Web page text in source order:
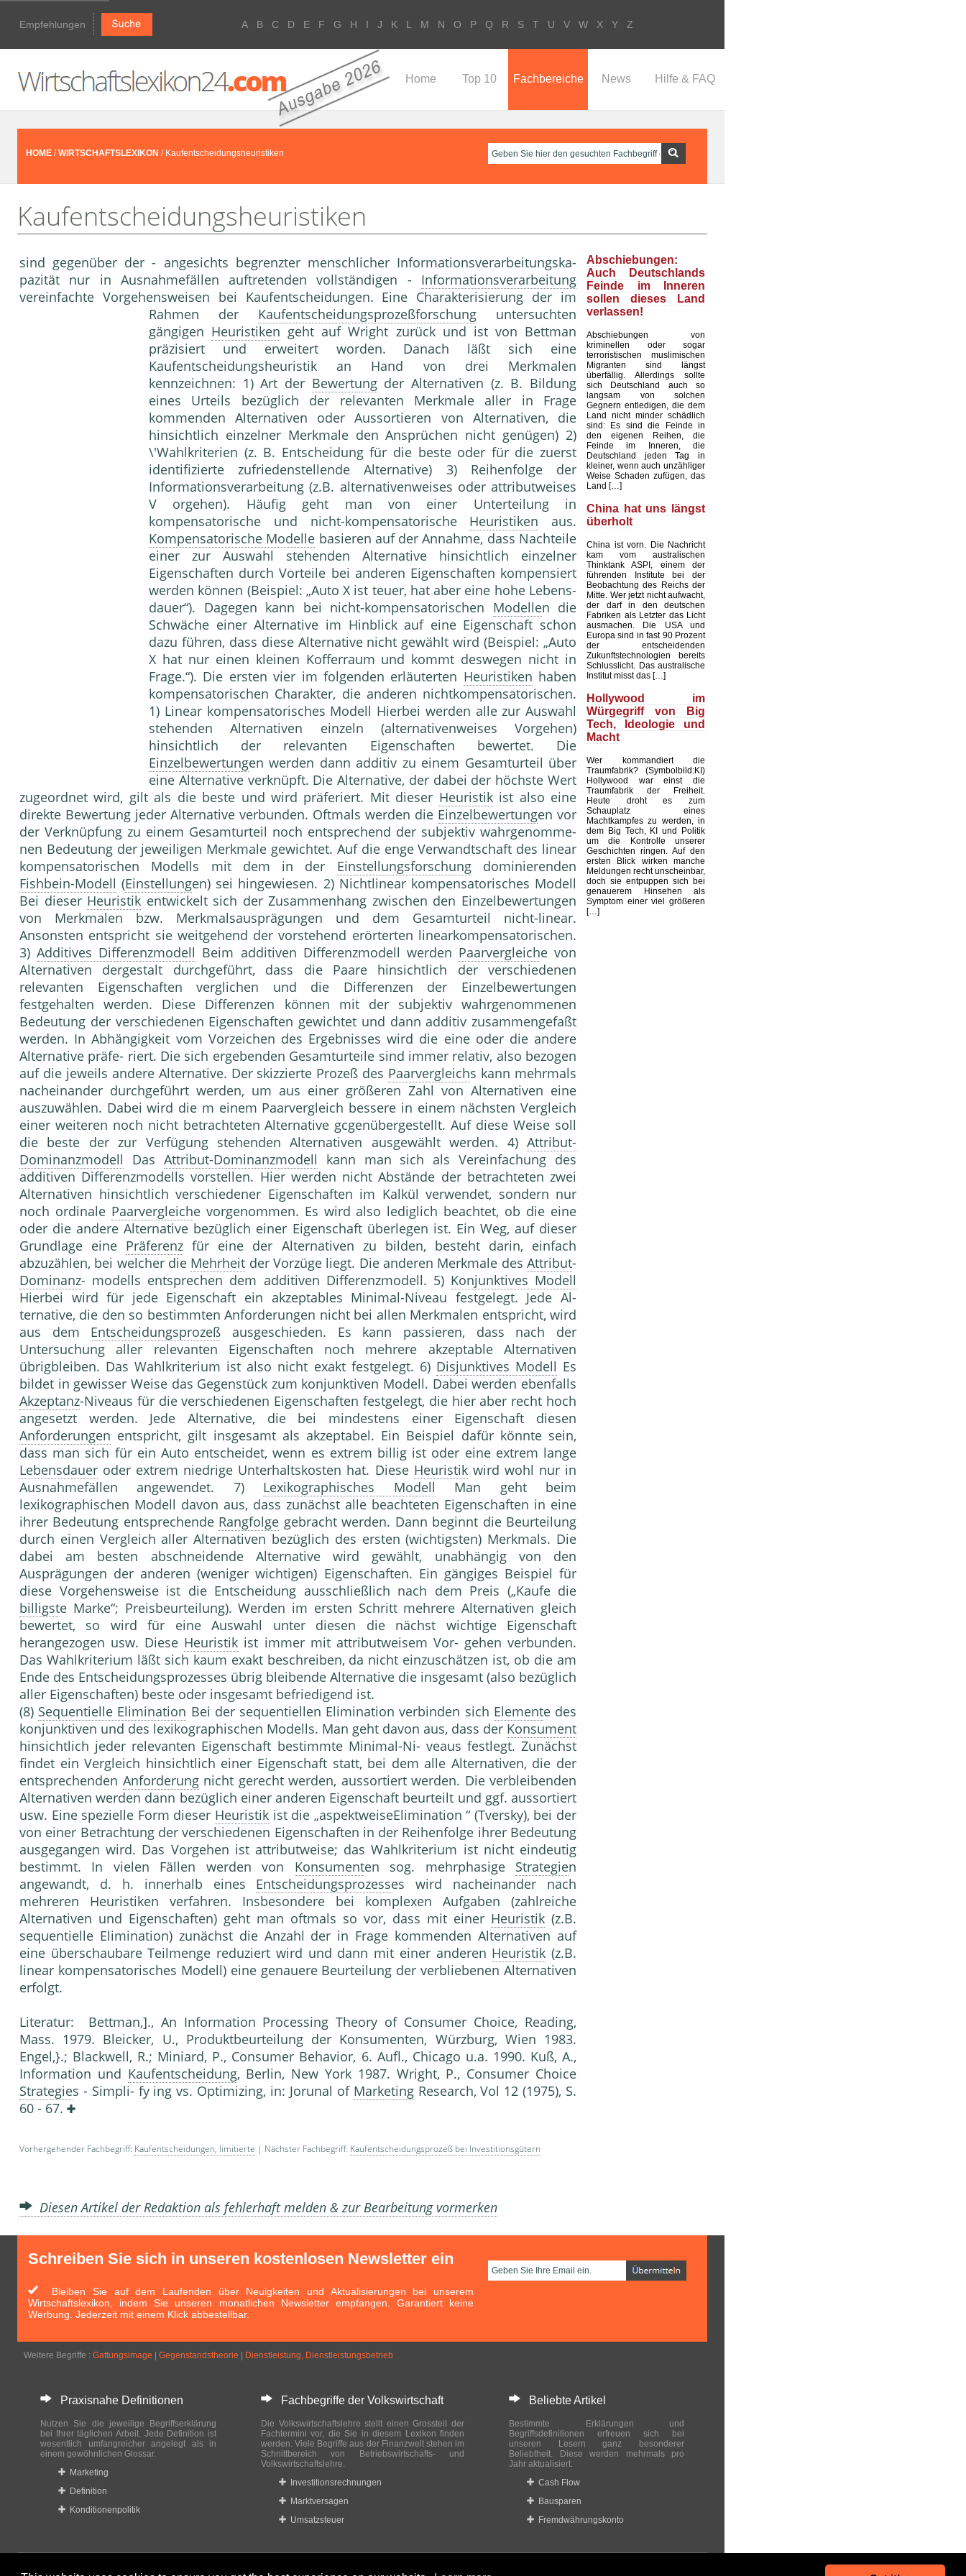
Empfehlungen A B C D E F G H I J K L M N O P Q R S T U V W X Y Z
Home Top 10 Fachbereiche News Hilfe & FAQ
HOME /WIRTSCHAFTSLEXIKON / Kaufentscheidungsheuristiken
Kaufentscheidungsheuristiken
sind gegenüber der - angesichts begrenzter menschlicher Informationsverarbeitungska­
pazität nur in Ausnahmefällen auftretenden vollständigen - Informationsverarbeitung
vereinfachte Vorgehensweisen bei Kauf­entscheidungen. Eine Charakterisierung der im
Rahmen der Kaufentscheidungsprozeßforschung un­tersuchten
gängigen Heuristiken geht auf Wright zurück und ist von Bettman
präzi­siert und erweitert worden. Danach läßt sich eine
Kaufentscheidungsheuristik an Hand von drei Merkmalen
kennzeichnen: 1) Art der Bewertungder Alternativen (z. B. Bildung
eines Urteils bezüglich der re­levanten Merkmale aller in Frage
kommen­den Alternativen oder Aussortieren von Alternativen, die
hinsichtlich einzelner Merkmale den Ansprüchen nicht genügen) 2)
\'Wahlkriterien (z. B. Entscheidung für die beste oder für die zuerst
identifizierte zufriedenstellende Al­ternative) 3) Reihenfolge der
Informationsverarbei­tung (z.B. alternativenweises oder attribut­weises
V orgehen). Häufig geht man von einer Unterteilung in
kompensatorische und nicht-kompensato­rische Heuristiken aus.
Kompensatorische Modelle basieren auf der Annahme, dass Nachteile
einer zur Auswahl stehenden Al­ternative hinsichtlich einzelner
Eigenschaf­ten durch Vorteile bei anderen Eigenschaften kompensiert
werden können (Beispiel: „Au­to X ist teuer, hat aber eine hohe Lebens­
dauer“). Dagegen kann bei nicht-kompensatorischen Modellen die
Schwäche einer Alternative im Hinblick auf eine Eigenschaft schon
dazu führen, dass diese Alternative nicht gewählt wird (Beispiel: „Auto
X hat nur einen kleinen Kofferraum und kommt deswegen nicht in
Frage.“). Die ersten vier im folgenden erläu­terten Heuristiken haben
kompensatori­schen Charakter, die anderen nichtkompen­satorischen.
1) Linear kompensatorisches Modell Hierbei werden alle zur Auswahl
stehenden Alternativen einzeln (alternativenweises Vorgehen)
hinsichtlich der relevanten Eigen­schaften bewertet. Die
Einzelbewertungen werden dann additiv zu einem Gesamturteil über
eine Alternative verknüpft. Die Alter­native, der dabei der höchste Wert
zugeord­net wird, gilt als die beste und wird präferiert. Mit dieser Heuristikist also eine
direkte Be­wertung jeder Alternative verbunden. Oft­mals werden die Einzelbewertungen vor
der Verknüpfung zu einem Gesamturteil noch entsprechend der subjektiv wahrgenomme­
nen Bedeutung der jeweiligen Merkmale ge­wichtet. Auf die enge Verwandtschaft des li­near
kompensatorischen Modells mit dem in der Einstellungsforschungdominierenden
Fishbein-Modell (Einstellungen) sei hin­gewiesen. 2) Nichtlinear kompensatorisches Modell
Bei dieser Heuristik entwickelt sich der Zu­sammenhang zwischen den Einzelbewer­tungen
von Merkmalen bzw. Merkmals­ausprägungen und dem Gesamturteil nicht-linear.
Ansonsten entspricht sie weit­gehend der vorstehend erörterten linear­kompensatorischen.
3)Additives Differenzmodell Beim additiven Differenzmodell werden Paarvergleiche von
Alternativen dergestalt durchgeführt, dass die Paare hinsichtlich der verschiedenen
relevanten Eigenschaften ver­glichen und die Differenzen der Einzel­bewertungen
festgehalten werden. Diese Differenzen können mit der subjektiv wahrgenommenen
Bedeutung der verschie­denen Eigenschaften gewichtet und dann ad­ditiv zusammengefaßt
werden. In Abhängig­keit vom Vorzeichen des Ergebnisses wird die eine oder die andere
Alternative präfe- riert. Die sich ergebenden Gesamturteile sind immer relativ, also bezogen
auf die jeweils andere Alternative. Der skizzierte Prozeß des Paarvergleichs kann mehrmals
nachein­ander durchgeführt werden, um aus einer größeren Zahl von Alternativen eine
auszu­wählen. Dabei wird die m einem Paarver­gleich bessere in einem nächsten Vergleich
ei­ner weiteren noch nicht betrachteten Alternative gcgenübergestellt. Auf diese Weise soll
die beste der zur Verfügung ste­henden Alternativen ausgewählt werden. 4) Attribut-
Dominanzmodell Das Attribut-Dominanzmodell kann man sich als Vereinfachung des
additiven Diffe­renzmodells vorstellen. Hier werden nicht Abstände der betrachteten zwei
Alternativen hinsichtlich verschiedener Eigenschaften im Kalkül verwendet, sondern nur
noch ordina­le Paarvergleiche vorgenommen. Es wird al­so lediglich beachtet, ob die eine
oder die an­dere Alternative bezüglich einer Eigenschaft überlegen ist. Ein Weg, auf dieser
Grundlage eine Präferenz für eine der Alternativen zu bilden, besteht darin, einfach
abzuzählen, bei welcher die Mehrheit der Vorzüge liegt. Die anderen Merkmale desAttribut-
Dominanz- modells entsprechen dem additiven Diffe­renzmodell. 5) Konjunktives Modell
Hierbei wird für jede Eigenschaft ein akzep­tables Minimal-Niveau festgelegt. Jede Al­
ternative, die den so bestimmten Anforde­rungen nicht bei allen Merkmalen entspricht, wird
aus dem Entscheidungsprozeß ausge­schieden. Es kann passieren, dass nach der
Untersuchung aller relevanten Eigenschaf­ten noch mehrere akzeptable Alternativen
übrigbleiben. Das Wahlkriterium ist also nicht exakt festgelegt. 6) Disjunktives Modell Es
bildet in gewisser Weise das Gegenstück zum konjunktiven Modell. Dabei werden ebenfalls
Akzeptanz-Niveaus für die ver­schiedenen Eigenschaften festgelegt, die hier aber recht hoch
angesetzt werden. Jede Alter­native, die bei mindestens einer Eigenschaft diesen
Anforderungen entspricht, gilt insge­samt als akzeptabel. Ein Beispiel dafür könn­te sein,
dass man sich für ein Auto entscheidet, wenn es extrem billig ist oder eine extrem lan­ge
Lebensdauer oder extrem niedrige Unter­haltskosten hat. Diese Heuristikwird wohl nur in
Ausnahmefällen angewendet. 7) Lexikographisches Modell Man geht beim
lexikographischen Modell davon aus, dass zunächst alle beachteten Ei­genschaften in eine
ihrer Bedeutung entspre­chende Rangfolge gebracht werden. Dann beginnt die Beurteilung
durch einen Ver­gleich aller Alternativen bezüglich des ersten (wichtigsten) Merkmals. Die
dabei am besten abschneidende Alternative wird gewählt, un­abhängig von den
Ausprägungen der ande­ren (weniger wichtigen) Eigenschaften. Ein gängiges Beispiel für
diese Vorgehensweise ist die Entscheidung ausschließlich nach dem Preis („Kaufe die
billigste Marke“; Preis­beurteilung). Werden im ersten Schritt meh­rere Alternativen gleich
bewertet, so wird für eine Auswahl unter diesen die nächst wichti­ge Eigenschaft
herangezogen usw. Diese Heuristik ist immer mit attributweisem Vor- gehen verbunden.
Das Wahlkriterium läßt sich kaum exakt beschreiben, da nicht einzu­schätzen ist, ob die am
Ende des Entschei­dungsprozesses übrig bleibende Alternative die insgesamt (also bezüglich
aller Eigen­schaften) beste oder insgesamt befriedigend ist.
(8) Sequentielle Elimination Bei der sequentiellen Elimination verbinden sich Elemente des
konjunktiven und des lexi­kographischen Modells. Man geht davon aus, dass der Konsument
hinsichtlich jeder rele­vanten Eigenschaft bestimmte Minimal-Ni- veaus festlegt. Zunächst
findet ein Vergleich hinsichtlich einer Eigenschaft statt, bei dem alle Alternativen, die der
entsprechenden Anforderungnicht gerecht werden, aussor­tiert werden. Die verbleibenden
Alternativen werden dann bezüglich einer anderen Eigen­schaft beurteilt und ggf. aussortiert
usw. Eine spezielle Form dieser Heuristikist die „aspektweiseElimination “ (Tversky), bei der
von einer Betrachtung der verschiedenen Ei­genschaften in der Reihenfolge ihrer Bedeu­tung
ausgegangen wird. Das Vorgehen ist at­tributweise; das Wahlkriterium ist nicht eindeutig
bestimmt. In vielen Fällen werden von Konsumenten sog. mehrphasige Strategien
angewandt, d. h. innerhalb eines Entscheidungsprozesses wird nacheinander nach
mehreren Heuristi­ken verfahren. Insbesondere bei komplexen Aufgaben (zahlreiche
Alternativen und Ei­genschaften) geht man oftmals so vor, dass mit einer Heuristik (z.B.
sequentielle Elimi­nation) zunächst die Anzahl der in Frage kommenden Alternativen auf
eine über­schaubare Teilmenge reduziert wird und dann mit einer anderen Heuristik (z.B.
linear kompensatorisches Modell) eine genauere Beurteilung der verbliebenen Alternativen
erfolgt.
Literatur: Bettman,]., An Information Processing Theory of Consumer Choice, Reading,
Mass. 1979. Bleicker, U., Produktbeurteilung der Kon­sumenten, Würzburg, Wien 1983.
Engel,}.; Black­well, R.; Miniard, P., Consumer Behavior, 6. Aufl., Chicago u.a. 1990. Kuß, A.,
Information und Kaufentscheidung, Berlin, New York 1987. Wright, P., Consumer Choice
Strategies - Simpli- fy ing vs. Optimizing, in: Jorunal of MarketingRe­search, Vol 12 (1975), S.
60 - 67.
Vorhergehender Fachbegriff: Kaufentscheidungen, limitierte | Nächster Fachbegriff: Kaufentscheidungsprozeß bei Investitionsgütern
Diesen Artikel der Redaktion als fehlerhaft melden & zur Bearbeitung vormerken
Abschiebungen:
Auch Deutschlands
Feinde im Inneren
sollen dieses Land
verlassen!
Abschiebungen von
kriminellen oder sogar
terroristischen muslimischen
Migranten sind längst
überfällig. Allerdings sollte
sich Deutschland auch so
langsam von solchen
Gegnern entledigen, die dem
Land nicht minder schädlich
sind: Es sind die Feinde in
den eigenen Reihen, die
Feinde im Inneren, die
Deutschland jeden Tag in
kleiner, wenn auch unzähliger
Weise Schaden zufügen, das
Land […]
China hat uns längst
überholt
China ist vorn. Die Nachricht
kam vom australischen
Thinktank ASPI, einem der
führenden Institute bei der
Beobachtung des Reichs der
Mitte. Wer jetzt nicht aufwacht,
der darf in den deutschen
Fabriken als Letzter das Licht
ausmachen. Die USA und
Europa sind in fast 90 Prozent
der entscheidenden
Zukunftstechnologien bereits
Schlusslicht. Das australische
Institut misst das […]
Hollywood im
Würgegriff von Big
Tech, Ideologie und
Macht
Wer kommandiert die
Traumfabrik? (Symbolbild:KI)
Hollywood war einst die
Traumfabrik der Freiheit.
Heute droht es zum
Schauplatz eines
Machtkampfes zu werden, in
dem Big Tech, KI und Politik
um die Kontrolle unserer
Geschichten ringen. Auf den
ersten Blick wirken manche
Meldungen recht unscheinbar,
doch sie entpuppen sich bei
genauerem Hinsehen als
Symptom einer viel größeren
[…]
Schreiben Sie sich in unseren kostenlosen Newsletter ein
Bleiben Sie auf dem Laufenden über Neuigkeiten und Aktualisierungen bei unserem
Wirtschaftslexikon, indem Sie unseren monatlichen Newsletter empfangen. Garantiert keine
Werbung. Jederzeit mit einem Klick abbestellbar.
Weitere Begriffe : Gattungsimage Gegenstandstheorie Dienstleistung, Dienstleistungsbetrieb
Praxisnahe Definitionen
Nutzen Sie die jeweilige Begriffserklärung
bei Ihrer täglichen Arbeit. Jede Definition ist
wesentlich umfangreicher angelegt als in
einem gewöhnlichen Glossar.
Marketing
Definition
Konditionenpolitik
Fachbegriffe der Volkswirtschaft
Die Volkswirtschaftslehre stellt einen Grossteil der
Fachtermini vor, die Sie in diesem Lexikon finden
werden. Viele Begriffe aus der Finanzwelt stehen im
Schnittbereich von Betriebswirtschafts- und
Volkswirtschaftslehre.
Investitionsrechnungen
Marktversagen
Umsatzsteuer
Beliebte Artikel
Bestimmte Erklärungen und
Begriffsdefinitionen erfreuen sich bei
unseren Lesern ganz besonderer
Beliebtheit. Diese werden mehrmals pro
Jahr aktualisiert.
Cash Flow
Bausparen
Fremdwährungskonto